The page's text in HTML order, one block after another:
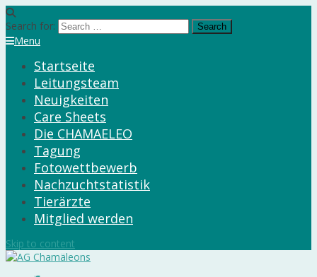
Search for:
Menu
Startseite
Leitungsteam
Neuigkeiten
Care Sheets
Die CHAMAELEO
Tagung
Fotowettbewerb
Nachzuchtstatistik
Tierärzte
Mitglied werden
Skip to content